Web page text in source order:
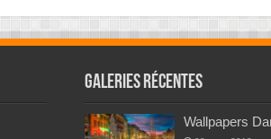
Galeries Récentes
Wallpapers